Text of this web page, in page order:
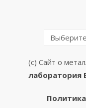
Рубрики
(с) Сайт о
лаборатория